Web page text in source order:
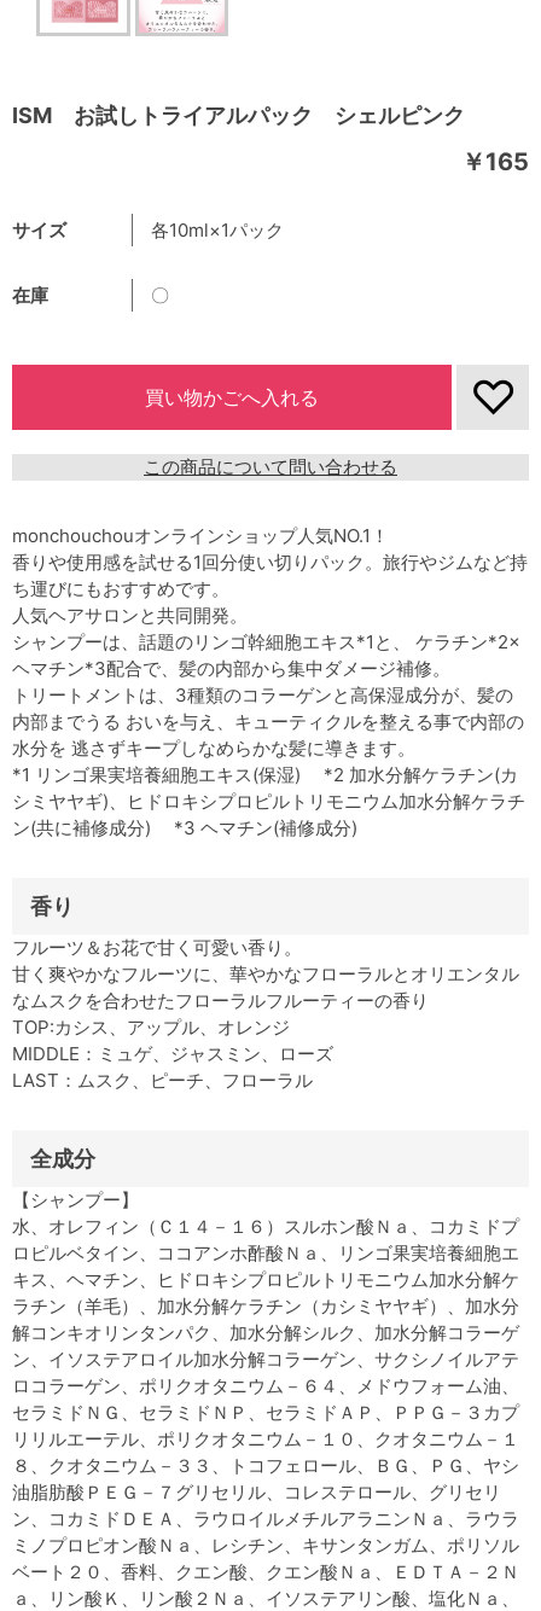
ISM お試しトライアルパック シェルピンク
￥165
サイズ 各10ml×1パック
在庫 〇
この商品について問い合わせる
monchouchouオンラインショップ人気NO.1！
香りや使用感を試せる1回分使い切りパック。旅行やジムなど持
ち運びにもおすすめです。
人気ヘアサロンと共同開発。
シャンプーは、話題のリンゴ幹細胞エキス*1と、 ケラチン*2×
ヘマチン*3配合で、髪の内部から集中ダメージ補修。
トリートメントは、3種類のコラーゲンと高保湿成分が、髪の
内部までうる おいを与え、キューティクルを整える事で内部の
水分を 逃さずキープしなめらかな髪に導きます。
*1 リンゴ果実培養細胞エキス(保湿) *2 加水分解ケラチン(カ
シミヤヤギ)、ヒドロキシプロピルトリモニウム加水分解ケラチ
ン(共に補修成分) *3 ヘマチン(補修成分)
香り
フルーツ＆お花で甘く可愛い香り。
甘く爽やかなフルーツに、華やかなフローラルとオリエンタル
なムスクを合わせたフローラルフルーティーの香り
TOP:カシス、アップル、オレンジ
MIDDLE：ミュゲ、ジャスミン、ローズ
LAST：ムスク、ピーチ、フローラル
全成分
【シャンプー】
水、オレフィン（Ｃ１４－１６）スルホン酸Ｎａ、コカミドプ
ロピルベタイン、ココアンホ酢酸Ｎａ、リンゴ果実培養細胞エ
キス、ヘマチン、ヒドロキシプロピルトリモニウム加水分解ケ
ラチン（羊毛）、加水分解ケラチン（カシミヤヤギ）、加水分
解コンキオリンタンパク、加水分解シルク、加水分解コラーゲ
ン、イソステアロイル加水分解コラーゲン、サクシノイルアテ
ロコラーゲン、ポリクオタニウム－６４、メドウフォーム油、
セラミドＮＧ、セラミドＮＰ、セラミドＡＰ、ＰＰＧ－３カプ
リリルエーテル、ポリクオタニウム－１０、クオタニウム－１
８、クオタニウム－３３、トコフェロール、ＢＧ、ＰＧ、ヤシ
油脂肪酸ＰＥＧ－７グリセリル、コレステロール、グリセリ
ン、コカミドＤＥＡ、ラウロイルメチルアラニンＮａ、ラウラ
ミノプロピオン酸Ｎａ、レシチン、キサンタンガム、ポリソル
ベート２０、香料、クエン酸、クエン酸Ｎａ、ＥＤＴＡ－２Ｎ
ａ、リン酸Ｋ、リン酸２Ｎａ、イソステアリン酸、塩化Ｎａ、